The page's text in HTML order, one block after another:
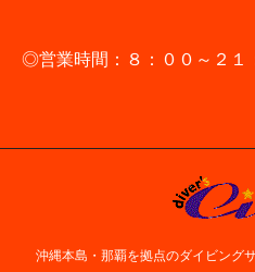
◎営業時間：８：００～２１
沖縄本島・那覇を拠点のダイビング